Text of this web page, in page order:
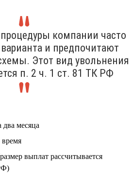
компании часто
и предпочитают
Этот вид увольнения
п. 2 ч. 1 ст. 81 ТК РФ
два месяца
время
выплат рассчитывается